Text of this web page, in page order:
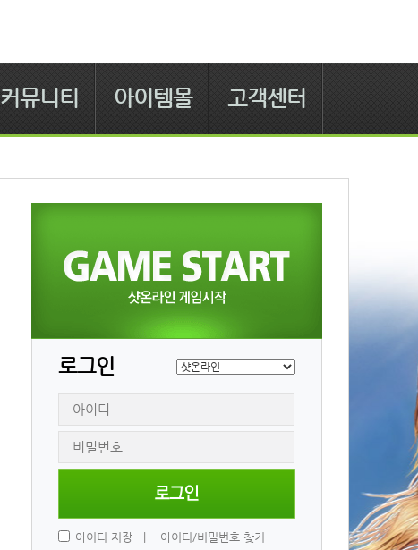
커뮤니티 아이템몰 고객센터
로그인
아이디 저장 아이디/비밀번호 찾기